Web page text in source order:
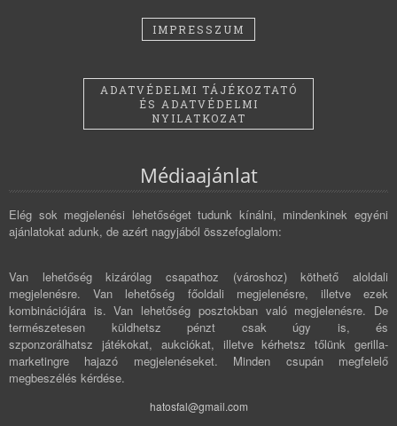
IMPRESSZUM
ADATVÉDELMI TÁJÉKOZTATÓ
ÉS ADATVÉDELMI
NYILATKOZAT
Médiaajánlat
Elég sok megjelenési lehetőséget tudunk kínálni, mindenkinek egyéni
ajánlatokat adunk, de azért nagyjából összefoglalom:
Van lehetőség kizárólag csapathoz (városhoz) köthető aloldali
megjelenésre. Van lehetőség főoldali megjelenésre, illetve ezek
kombinációjára is. Van lehetőség posztokban való megjelenésre. De
természetesen küldhetsz pénzt csak úgy is, és
szponzorálhatsz játékokat, aukciókat, illetve kérhetsz tőlünk gerilla-
marketingre hajazó megjelenéseket. Minden csupán megfelelő
megbeszélés kérdése.
hatosfal@gmail.com